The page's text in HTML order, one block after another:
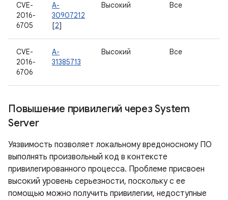
CVE-
2016-
6705
A-
30907212
[2]
Высокий Все
CVE-
2016-
6706
A-
31385713
Высокий Все
Повышение привилегий через System
Server
Уязвимость позволяет локальному вредоносному ПО
выполнять произвольный код в контексте
привилегированного процесса. Проблеме присвоен
высокий уровень серьезности, поскольку с ее
помощью можно получить привилегии, недоступные